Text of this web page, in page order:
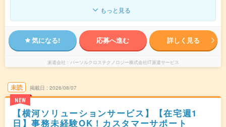
もっと見る
気になる! 応募へ進む 詳しく見る
派遣会社 パーソルクロステクノロジー株式会社IT派遣サービス
未読
NEW
掲載日 2026/08/07
【横河ソリューションサービス】【在宅週1
日】事務未経験OK！カスタマーサポート